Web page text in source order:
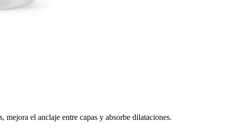
mejora el anclaje entre capas y absorbe dilataciones.